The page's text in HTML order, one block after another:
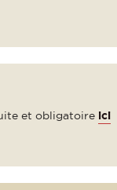
et obligatoire ici